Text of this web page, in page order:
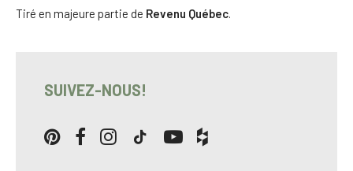
Tiré en majeure partie de Revenu Québec.
SUIVEZ-NOUS!